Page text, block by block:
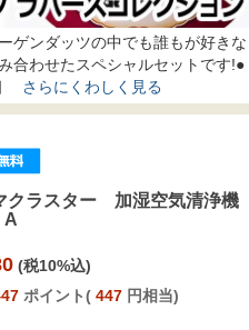
ゲンダッツの中でも誰もが好きな
合わせたスペシャルセットです!●
さらにくわしく見る
クラスター 加湿空気清浄機
A
(税10%込)
ポイント( 447 円相当)